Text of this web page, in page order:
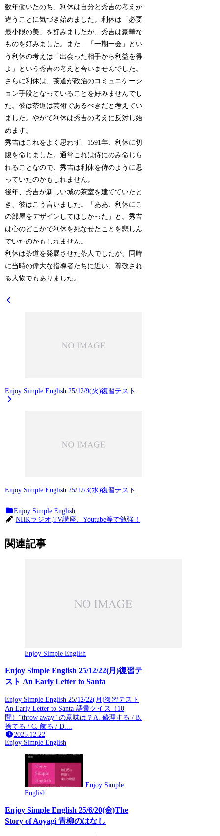
数年働いたのち、利休は自分と秀吉の考えが
違うことに気づき始めました。利休は「必要
最小限の美」を好みましたが、秀吉は豪華な
ものを好みました。また、「一期一会」とい
う利休の考えは「出会った相手から利益を得
よ」という秀吉の考えと合いませんでした。
さらに利休は、茶道が政治のコミュニケーシ
ョン手段となっていることを好みませんでし
た。彼は茶道は芸術であるべきだと考えてい
ました。やがて利休は秀吉の考えに反対し始
めます。
秀吉はこれをよく思わず、1591年、利休に切
腹を命じました。通常これは侍にのみ命じら
れることなので、秀吉は利休を侍のように思
っていたのかもしれません。
後年、秀吉が新しい城の茶室を建てていたと
き、彼はこう言いました。「ああ、利休にこ
の部屋をデザインしてほしかった」と。秀吉
は心のどこかで利休を死なせたことを悲しん
でいたのかもしれません。
利休は茶道を発展させた茶人でしたが、同時
に当時の偉大な指導者たちに近い、尊敬され
る人物でもありました。
Enjoy Simple English 25/12/9(火)復習テスト
Enjoy Simple English 25/12/3(水)復習テスト
Enjoy Simple English
NHKラジオ,TV講座、Youtube等で勉強！
関連記事
Enjoy Simple English
Enjoy Simple English 25/12/22(月)復習テ
スト An Early Letter to Santa
Enjoy Simple English 25/12/22(月)復習テスト
An Early Letter to Santa-語彙クイズ（10
問）“throw away” の意味は？A. 修理する / B.
捨てる / C. 飾る / D....
2025.12.22
Enjoy Simple English
Enjoy Simple
English
Enjoy Simple English 25/6/20(金)The
Story of Aoyagi 青柳のはなし